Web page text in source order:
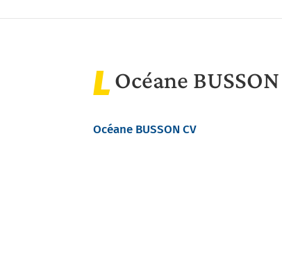
Océane
Océane BUSSON CV